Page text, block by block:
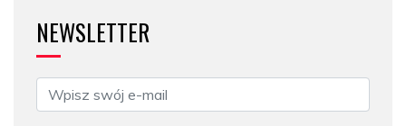
NEWSLETTER